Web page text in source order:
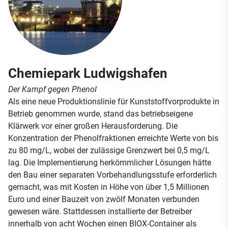
Chemiepark Ludwigshafen
Der Kampf gegen Phenol
Als eine neue Produktionslinie für Kunststoffvorprodukte in
Betrieb genommen wurde, stand das betriebseigene
Klärwerk vor einer großen Herausforderung. Die
Konzentration der Phenolfraktionen erreichte Werte von bis
zu 80 mg/L, wobei der zulässige Grenzwert bei 0,5 mg/L
lag. Die Implementierung herkömmlicher Lösungen hätte
den Bau einer separaten Vorbehandlungsstufe erforderlich
gemacht, was mit Kosten in Höhe von über 1,5 Millionen
Euro und einer Bauzeit von zwölf Monaten verbunden
gewesen wäre. Stattdessen installierte der Betreiber
innerhalb von acht Wochen einen BIOX-Container als